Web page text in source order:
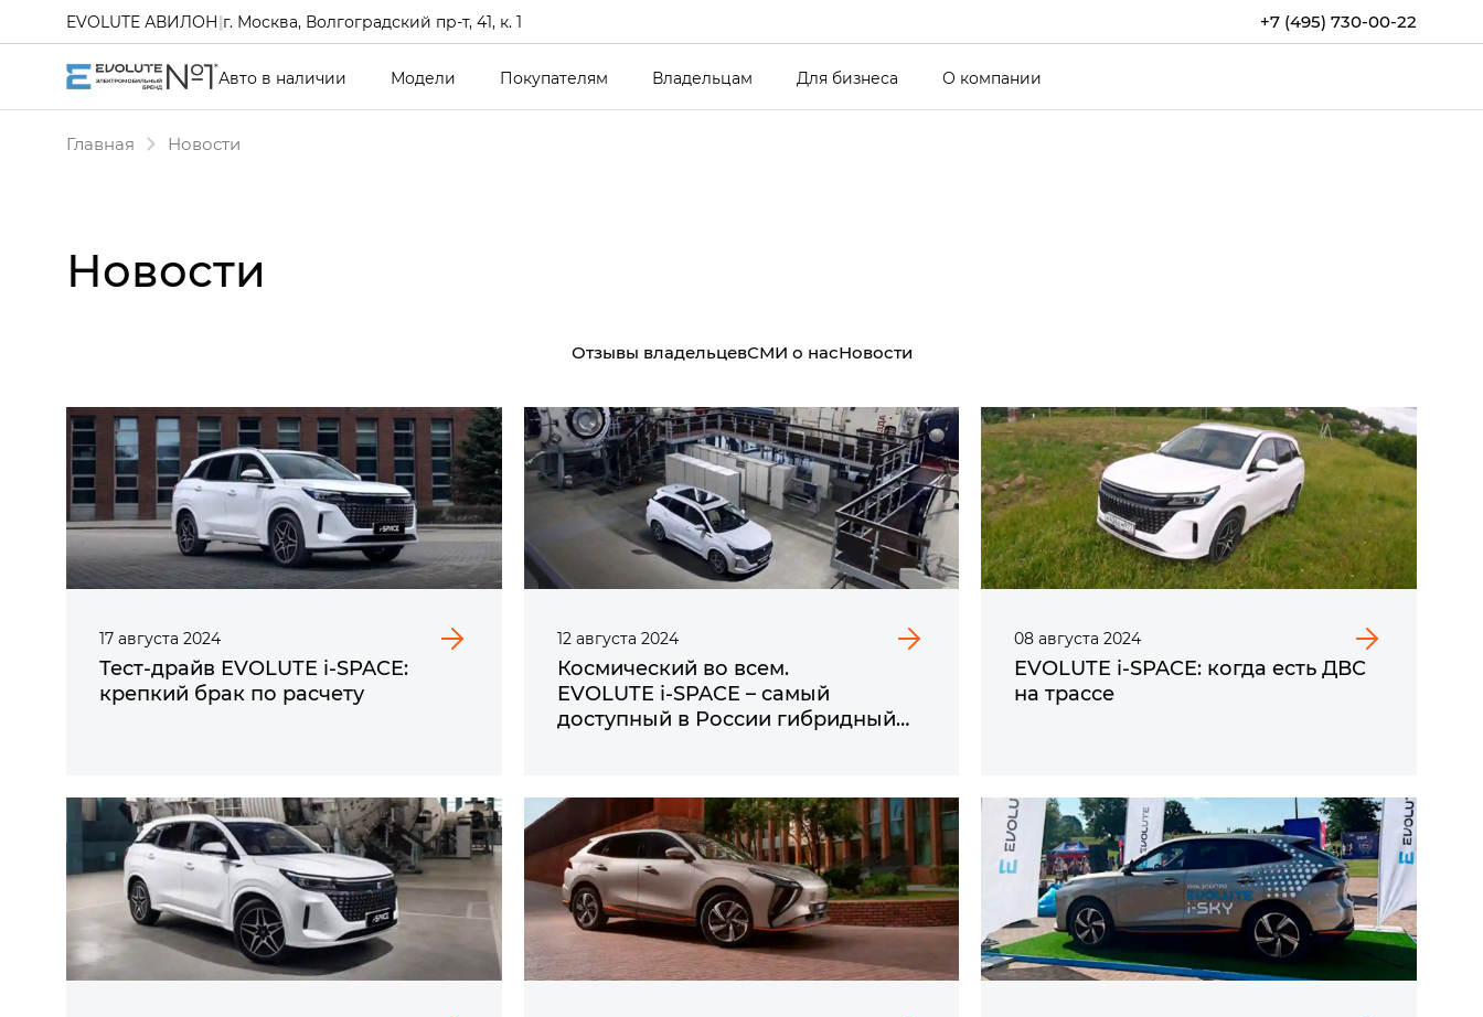
+7 (495) 730-00-22
EVOLUTE АВИЛОН|г. Москва, Волгоградский пр-т, 41, к. 1
Авто в наличии Модели Покупателям Владельцам Для бизнеса О компании
Главная Новости
Новости
Отзывы владельцевСМИ о насНовости
17 августа 2024
Тест-драйв EVOLUTE i‑SPACE:
крепкий брак по расчету
12 августа 2024
Космический во всем.
EVOLUTE i‑SPACE – самый
доступный в России гибридный
08 августа 2024
EVOLUTE i‑SPACE: когда есть ДВС
на трассе